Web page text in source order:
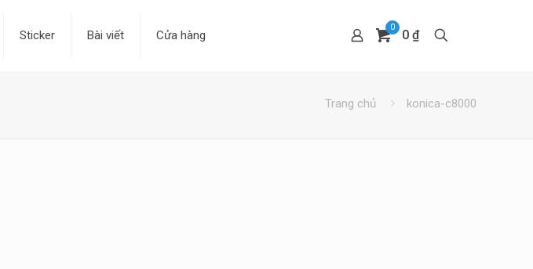
Sticker Bài viết Cửa hàng
0
0 ₫
Trang chủ konica-c8000